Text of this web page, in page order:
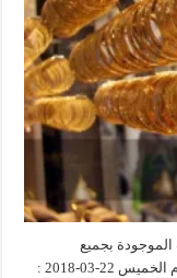
22-03-2018 بالمحلات الموجودة بجميع
محافظات جمهورية مصر العربية أسعار الذهب اليوم الخميس 22-03-2018 :